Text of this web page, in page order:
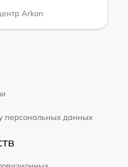
Arkon
персональных данных